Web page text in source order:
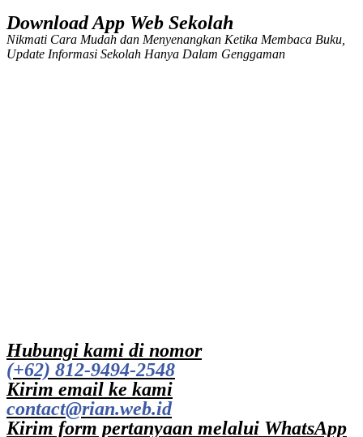
Download App Web Sekolah
Nikmati Cara Mudah dan Menyenangkan Ketika Membaca Buku,
Update Informasi Sekolah Hanya Dalam Genggaman
Hubungi kami di nomor
(+62) 812-9494-2548
Kirim email ke kami
contact@rian.web.id
Kirim form pertanyaan melalui WhatsApp